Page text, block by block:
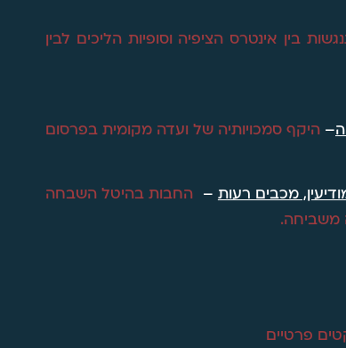
בין אינטרס הציפיה וסופיות הליכים לבין
– היקף סמכויותיה של ועדה מקומית בפרסום
מכבים רעות –
החבות בהיטל השבחה
משביחה.
פרטיים